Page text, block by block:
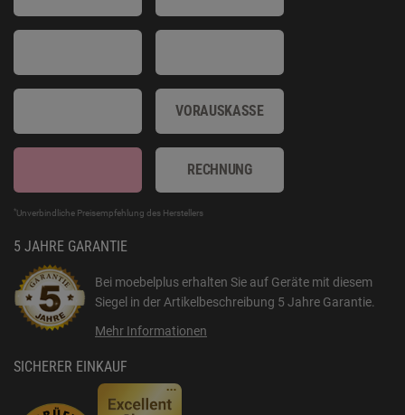
VORAUSKASSE
RECHNUNG
*Unverbindliche Preisempfehlung des Herstellers
5 JAHRE GARANTIE
Bei moebelplus erhalten Sie auf Geräte mit diesem
Siegel in der Artikelbeschreibung 5 Jahre Garantie.
Mehr Informationen
SICHERER EINKAUF